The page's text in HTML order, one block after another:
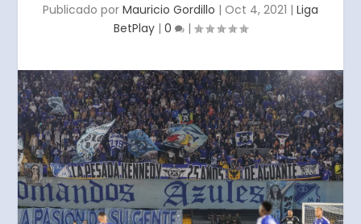
Publicado por Mauricio Gordillo | Oct 4, 2021 | Liga
BetPlay | 0 |